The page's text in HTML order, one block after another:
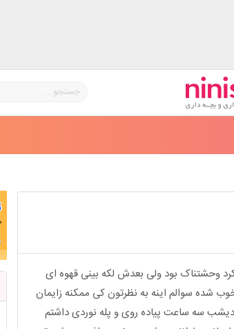
کرد وحشتناک بود ولی بعدش لکه بینی قهوه ای
شده سوالم اینه به نظرتون کی ممکنه زایمان
دیشب سه ساعت پیاده روی و پله نوردی داشتم